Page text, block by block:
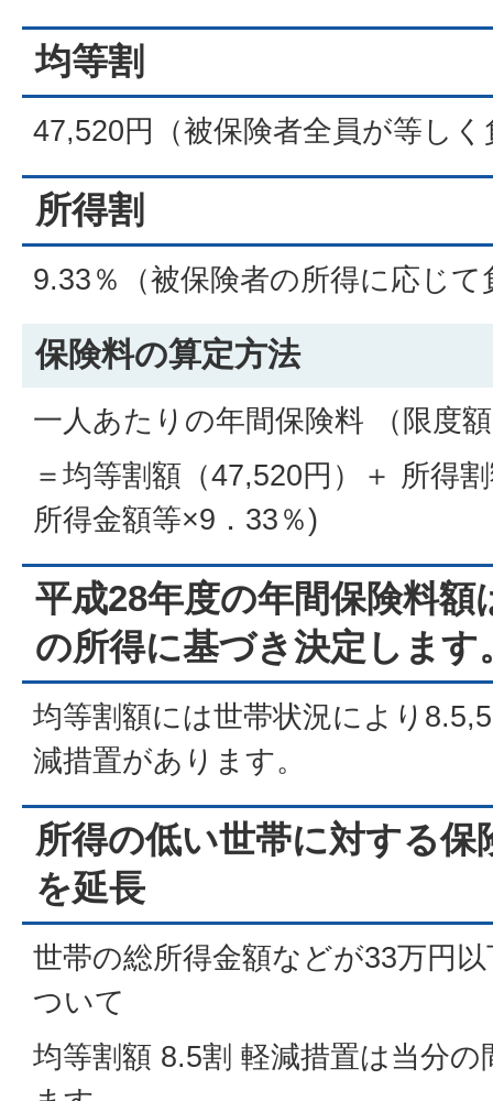
均等割
47,520円（被保険者全員が等しく
所得割
9.33％（被保険者の所得に応じて
保険料の算定方法
一人あたりの年間保険料 （限度
＝均等割額（47,520円）＋ 所得
所得金額等×9．33％)
平成28年度の年間保険料額
の所得に基づき決定します
均等割額には世帯状況により
減措置があります。
所得の低い世帯に対する保
を延長
世帯の総所得金額などが33万円
ついて
均等割額 8.5割 軽減措置は当分